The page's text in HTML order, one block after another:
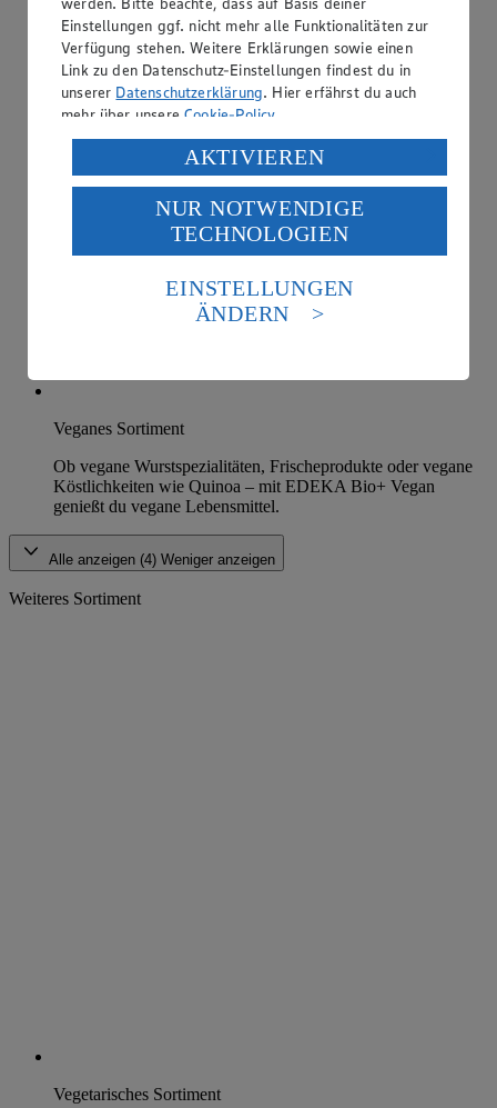
Veganes Sortiment
Ob vegane Wurstspezialitäten, Frischeprodukte oder vegane
Köstlichkeiten wie Quinoa – mit EDEKA Bio+ Vegan
genießt du vegane Lebensmittel.
Alle anzeigen (4) Weniger anzeigen
Weiteres Sortiment
Vegetarisches Sortiment
Einstellungen ggf. nicht mehr alle Funktionalitäten zur
Verfügung stehen. Weitere Erklärungen sowie einen
Link zu den Datenschutz-Einstellungen findest du in
unserer Datenschutzerklärung. Hier erfährst du auch
mehr über unsereCookie-Policy.
Verarbeitung deiner personenbezogenen Daten in den
USA durch Facebook und YouTube:
Wenn du auf „Aktivieren“ klickst, willigst du im Sinne
des Art. 49 Abs. 1 Satz 1 lit. a) DSGVO ein, dass deine
Daten in den USA verarbeitet werden. Der EuGH sieht
die USA als Land mit einem nach europäischen
Standards nicht angemessenen Datenschutzniveau an.
Es besteht das Risiko eines Zugriffs durch US-
Informationen zum Herausgeber der Seite findest du
AKTIVIEREN
NUR NOTWENDIGE
TECHNOLOGIEN
EINSTELLUNGEN
ÄNDERN